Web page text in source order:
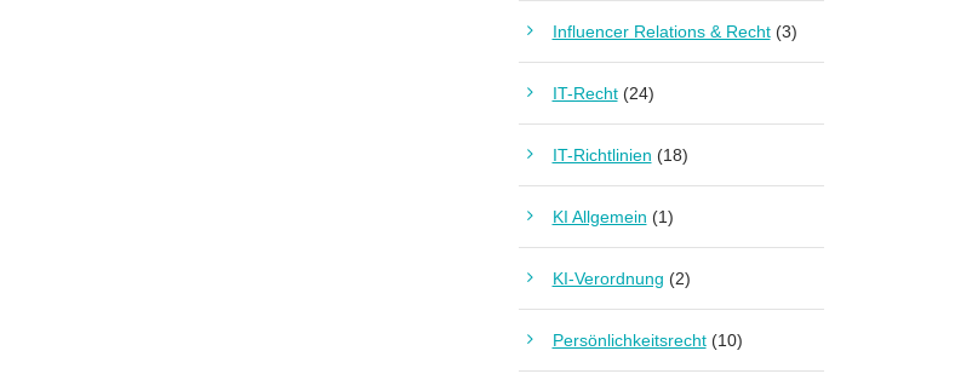
Influencer Relations & Recht(3)
IT-Recht(24)
IT-Richtlinien (18)
KI Allgemein (1)
KI-Verordnung (2)
Persönlichkeitsrecht(10)